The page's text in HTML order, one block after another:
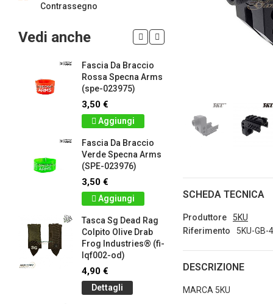
SCHEDA TECNICA
Produttore
5KU
Riferimento
5KU-GB-
DESCRIZIONE
MARCA 5KU
Contrassegno
Vedi anche
Fascia Da Braccio
Rossa Specna Arms
(spe-023975)
3,50 €
Aggiungi
Fascia Da Braccio
Verde Specna Arms
(SPE-023976)
3,50 €
Aggiungi
Tasca Sg Dead Rag
Colpito Olive Drab
Frog Industries® (fi-
lqf002-od)
4,90 €
Dettagli
5,00 €
Dettagli
lq2402-
Dettagli
d.c.